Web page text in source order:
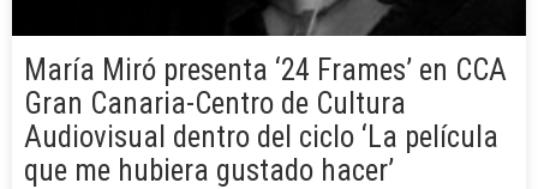
María Miró presenta ‘24 Frames’ en CCA
Gran Canaria-Centro de Cultura
Audiovisual dentro del ciclo ‘La película
que me hubiera gustado hacer’